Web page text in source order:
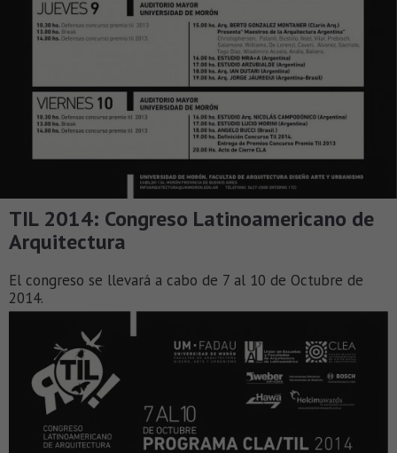
TIL 2014: Congreso Latinoamericano de
Arquitectura
El congreso se llevará a cabo de 7 al 10 de Octubre de
2014.